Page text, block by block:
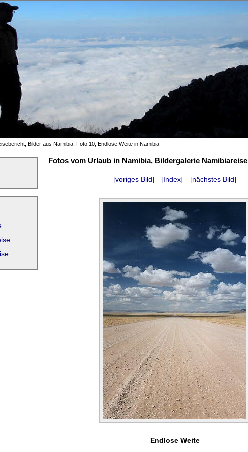
Bilder aus Namibia, Foto 10, Endlose Weite in Namibia
Fotos vom Urlaub in Namibia, Bildergalerie Namibiareise
[voriges Bild] [Index] [nächstes Bild]
Endlose Weite